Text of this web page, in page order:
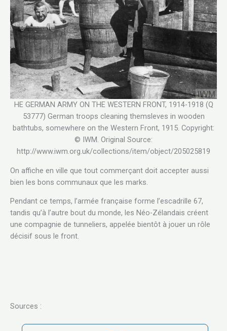
HE GERMAN ARMY ON THE WESTERN FRONT, 1914-1918 (Q
53777) German troops cleaning themsleves in wooden
bathtubs, somewhere on the Western Front, 1915. Copyright:
© IWM. Original Source:
http://www.iwm.org.uk/collections/item/object/205025819
On affiche en ville que tout commerçant doit accepter aussi
bien les bons communaux que les marks.
Pendant ce temps, l’armée française forme l’escadrille 67,
tandis qu’à l’autre bout du monde, les Néo-Zélandais créent
une compagnie de tunneliers, appelée bientôt à jouer un rôle
décisif sous le front.
Sources :